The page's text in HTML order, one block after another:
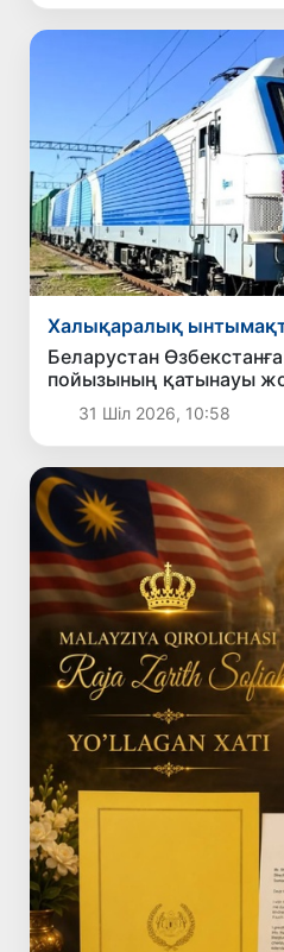
Халықаралық
Беларустан
пойызының қатынауы
31 Шіл 2026, 10:58